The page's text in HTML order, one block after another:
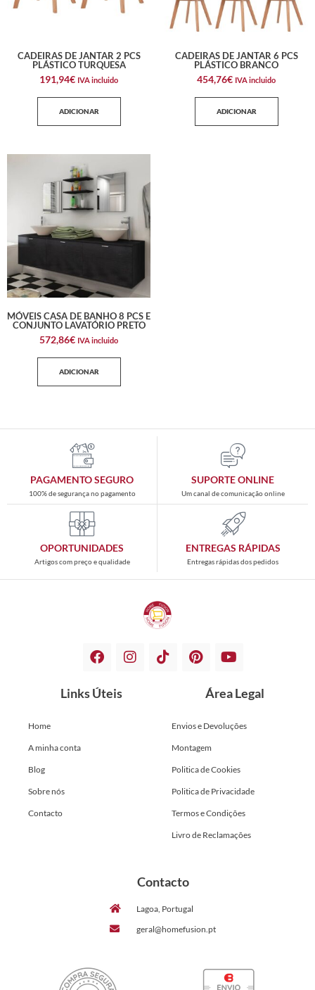
CADEIRAS DE JANTAR 2 PCS
PLÁSTICO TURQUESA
191,94€ IVA incluido
ADICIONAR
CADEIRAS DE JANTAR 6 PCS
PLÁSTICO BRANCO
454,76€ IVA incluido
ADICIONAR
MÓVEIS CASA DE BANHO 8 PCS E
CONJUNTO LAVATÓRIO PRETO
572,86€ IVA incluido
ADICIONAR
PAGAMENTO SEGURO
100% de segurança no pagamento
SUPORTE ONLINE
Um canal de comunicação online
OPORTUNIDADES
Artigos com preço e qualidade
ENTREGAS RÁPIDAS
Entregas rápidas dos pedidos
Links Úteis
Home
A minha conta
Blog
Sobre nós
Contacto
Área Legal
Envios e Devoluções
Montagem
Politica de Cookies
Politica de Privacidade
Termos e Condições
Livro de Reclamações
Contacto
Lagoa, Portugal
geral@homefusion.pt